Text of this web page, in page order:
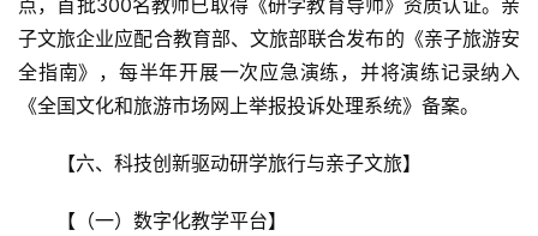
游
A
R
点，首批300名教师已取得《研学教育导师》资质认证。亲
子文旅企业应配合教育部、文旅部联合发布的《亲子旅游安
全指南》，每半年开展一次应急演练，并将演练记录纳入
《全国文化和旅游市场网上举报投诉处理系统》备案。
【六、科技创新驱动研学旅行与亲子文旅】
【（一）数字化教学平台】